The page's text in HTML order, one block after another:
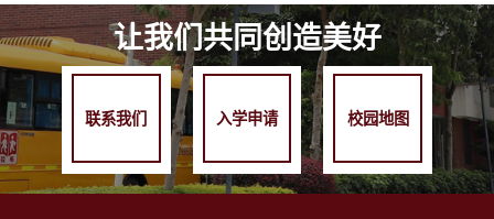
让我们共同创造美好
联系我们 入学申请 校园地图